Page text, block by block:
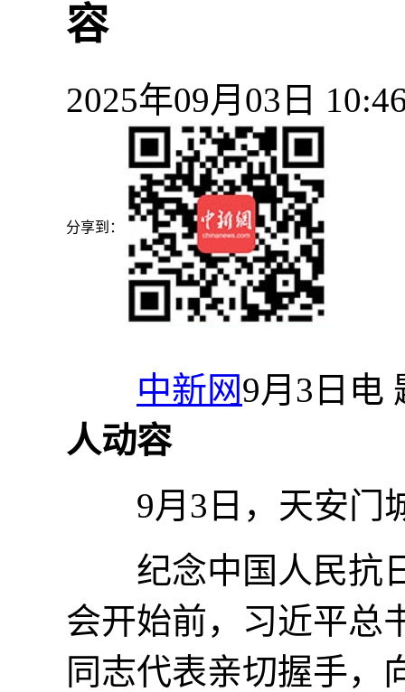
容
2025年09月03日
分享到：
中新网9月3日电
人动容
9月3日，天安门城
纪念中国人民抗日
会开始前，习近平总
同志代表亲切握手，